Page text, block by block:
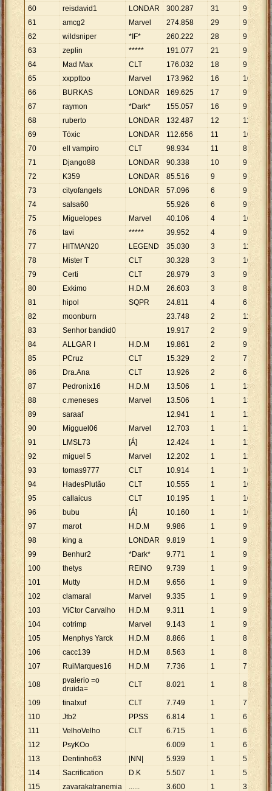
60
reisdavid1 LONDAR 300.287 31 9
61
amcg2 Marvel 274.858 29 9 478
62
wildsniper *IF* 260.222 28 9
294
63
zeplin ***** 191.077 21 9 099
64
Mad Max CLT 176.032 18 9
780
65
xxppttoo Marvel 173.962 16 10.
66
BURKAS LONDAR 169.625 17 9
978
67
raymon *Dark* 155.057 16 9
68
ruberto LONDAR 132.487 12 11. 041
69
Tóxic LONDAR 112.656 11 10
241
70
ell vampiro CLT 98.934 11 8
71
Django88 LONDAR 90.338 10 9
034
72
K359 LONDAR 85.516 9 9.
73
cityofangels LONDAR 57.096 6 9
74
salsa60 55.926 6 9 321
75
Miguelopes Marvel 40.106 4 10
027
76
tavi ***** 39.952 4 9 988
77
HITMAN20 LEGEND 35.030 3 11
78
Mister T CLT 30.328 3 10.
79
Certi CLT 28.979 3 9
660
80
Exkimo H.D.M 26.603 3 8
81
hipol SQPR 24.811 4 6. 203
82
moonburn 23.748 2 11
874
83
Senhor bandid0 19.917 2 9
84
ALLGAR I H.D.M 19.861 2 9
931
85
PCruz CLT 15.329 2 7. 665
86
Dra.Ana CLT 13.926 2 6
87
Pedronix16 H.D.M 13.506 1 13.
88
c.meneses Marvel 13.506 1 13
89
saraaf 12.941 1 12 .
90
Migguel06 Marvel 12.703 1 12
91
LMSL73 [Á] 12.424 1 12.
92
miguel 5 Marvel 12.202 1 12
202
93
tomas9777 CLT 10.914 1 10
94
HadesPlutão CLT 10.555 1 10. 555
95
callaicus CLT 10.195 1 10
195
96
bubu [Á] 10.160 1 10
97
marot H.D.M 9.986 1 9
986
98
king a LONDAR 9.819 1 9. 819
99
Benhur2 *Dark* 9.771 1 9
771
100
thetys REINO 9.739 1 9 739
101
Mutty H.D.M 9.656 1 9
102
clamaral Marvel 9.335 1 9
103
ViCtor Carvalho H.D.M 9.311 1 9 311
104
cotrimp Marvel 9.143 1 9 143
105
Menphys Yarck H.D.M 8.866 1 8
866
106
cacc139 H.D.M 8.563 1 8
107
RuiMarques16 H.D.M 7.736 1 7 736
108
pvalerio =o
druida=
CLT 8.021 1 8 021
109 tinalxuf CLT 7.749 1 7
749
110
Jtb2 PPSS 6.814 1 6
111
VelhoVelho CLT 6.715 1 6 715
112
PsyKOo 6.009 1 6
009
113
Dentinho63 |NN| 5.939 1 5
114
Sacrification D.K 5.507 1 5
115
zavarakatranemia ...... 3.600 1 3.600